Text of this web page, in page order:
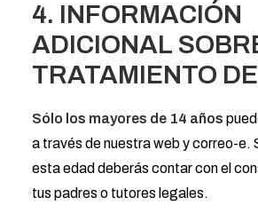
4. INFORMACIÓN
ADICIONAL
TRATAMIENTO
Sólo los mayores de 14 años
a través de nuestra web y correo-e.
esta edad deberás contar con el
tus padres o tutores legales.